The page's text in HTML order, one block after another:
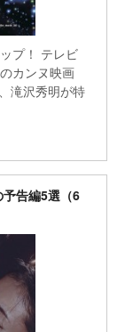
プ！ テレビ
カンヌ映画
滝沢秀明が特
予告編5選（6